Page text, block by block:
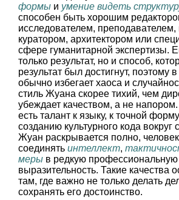
формы и умение видеть
способен быть хорошим
исследователем,
куратором, архитектором или
сфере гуманитарной экспертизы.
только результат, но и способ,
результат был достигнут, поэтому
обычно избегает хаоса и
стиль Жуана скорее тихий, чем
убеждает качеством, а не
есть талант к языку, к точной
созданию культурного кода вокруг
Жуан раскрывается полно,
соединять интеллект,
меры в редкую профессиональную
выразительность. Такие качества
там, где важно не только делать
сохранять его достоинство.